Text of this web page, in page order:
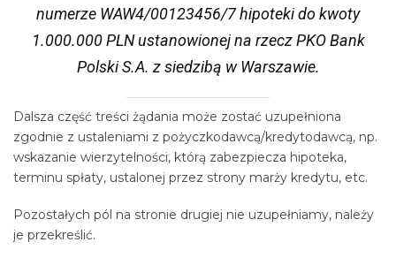
numerze WAW4/00123456/7 hipoteki do kwoty
1.000.000 PLN ustanowionej na rzecz PKO Bank
Polski S.A. z siedzibą w Warszawie.
Dalsza część treści żądania może zostać uzupełniona
zgodnie z ustaleniami z pożyczkodawcą/kredytodawcą, np.
wskazanie wierzytelności, którą zabezpiecza hipoteka,
terminu spłaty, ustalonej przez strony marży kredytu, etc.
Pozostałych pól na stronie drugiej nie uzupełniamy, należy
je przekreślić.